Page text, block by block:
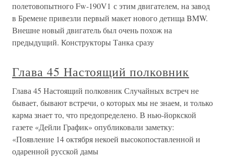
полетовопытного Fw-190V1 с этим двигателем, на завод
в Бремене привезли первый макет нового детища BMW.
Внешне новый двигатель был очень похож на
предыдущий. Конструкторы Танка сразу
Глава 45 Настоящий полковник
Глава 45 Настоящий полковник Случайных встреч не
бывает, бывают встречи, о которых мы не знаем, и только
карма знает то, что предопределено. В нью-йоркской
газете «Дейли График» опубликовали заметку:
«Появление 14 октября некоей высокопоставленной и
одаренной русской дамы